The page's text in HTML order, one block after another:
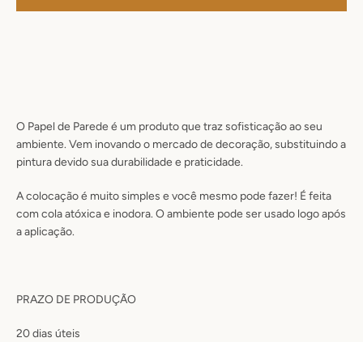
O Papel de Parede é um produto que traz sofisticação ao seu
ambiente. Vem inovando o mercado de decoração, substituindo a
pintura devido sua durabilidade e praticidade.
A colocação é muito simples e você mesmo pode fazer! É feita
com cola atóxica e inodora. O ambiente pode ser usado logo após
a aplicação.
PRAZO DE PRODUÇÃO
20dias úteis